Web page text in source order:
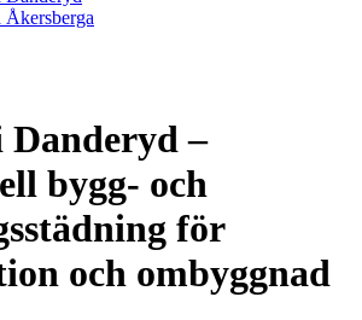
Åkersberga
Danderyd –
bygg- och
för
och ombyggnad